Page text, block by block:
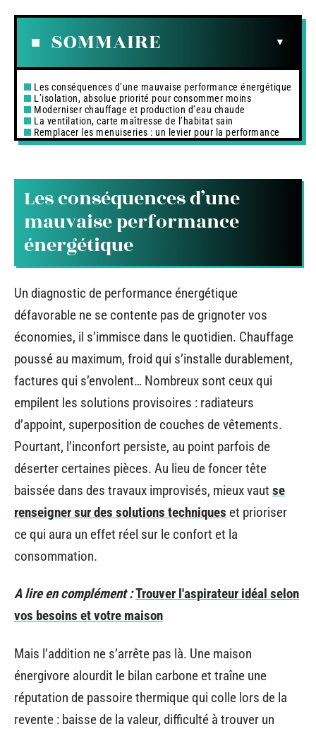
SOMMAIRE
Les conséquences d’une mauvaise performance énergétique
L’isolation, absolue priorité pour consommer moins
Moderniser chauffage et production d’eau chaude
La ventilation, carte maîtresse de l’habitat sain
Remplacer les menuiseries : un levier pour la performance
Les conséquences d’une
mauvaise performance
énergétique
Un diagnostic de performance énergétique
défavorable ne se contente pas de grignoter vos
économies, il s’immisce dans le quotidien. Chauffage
poussé au maximum, froid qui s’installe durablement,
factures qui s’envolent… Nombreux sont ceux qui
empilent les solutions provisoires : radiateurs
d’appoint, superposition de couches de vêtements.
Pourtant, l’inconfort persiste, au point parfois de
déserter certaines pièces. Au lieu de foncer tête
baissée dans des travaux improvisés, mieux vaut se
renseigner sur des solutions techniques et prioriser
ce qui aura un effet réel sur le confort et la
consommation.
A lire en complément :Trouver l'aspirateur idéal selon
vos besoins et votre maison
Mais l’addition ne s’arrête pas là. Une maison
énergivore alourdit le bilan carbone et traîne une
réputation de passoire thermique qui colle lors de la
revente : baisse de la valeur, difficulté à trouver un